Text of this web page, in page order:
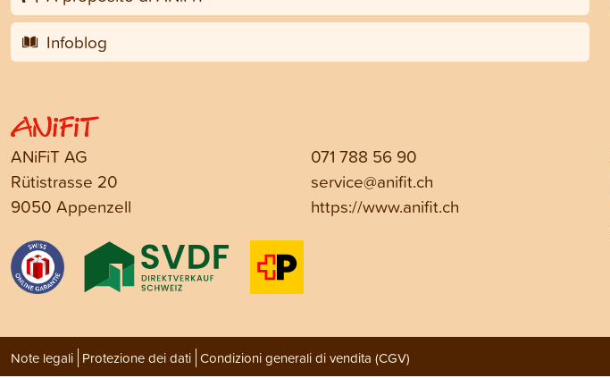
Infoblog
ANiFiT AG
Rütistrasse 20
9050 Appenzell
071 788 56 90
service@anifit.ch
https://www.anifit.ch
Note legali Protezione dei dati Condizioni generali di vendita (CGV)